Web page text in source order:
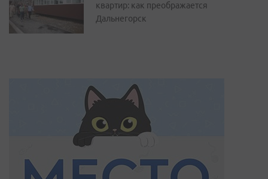
квартир: как преображается
Дальнегорск